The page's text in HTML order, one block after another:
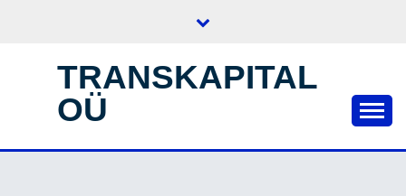
TRANSKAPITAL
OÜ